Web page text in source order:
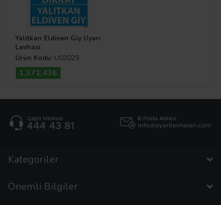
Yalıtkan Eldiven Giy Uyarı
Levhası
Ürün Kodu: U03029
1.371,43₺
Kategoriler
Önemli Bilgiler